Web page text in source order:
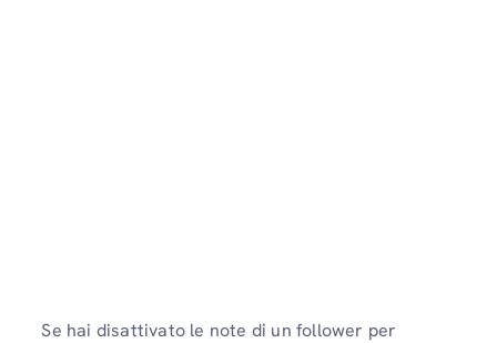
Se hai disattivato le note di un follower per